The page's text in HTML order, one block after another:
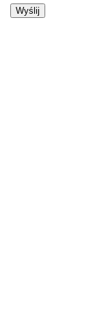
Wyślij